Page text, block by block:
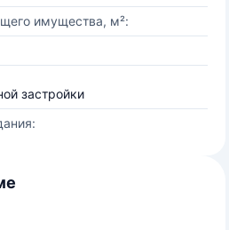
имущества, м²:
застройки